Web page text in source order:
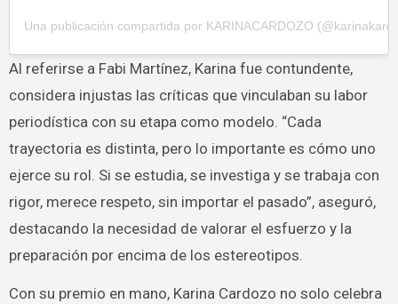
Una publicación compartida por KARINACARDOZO
Al referirse a Fabi Martínez, Karina fue contundente,
considera injustas las críticas que vinculaban su labor
periodística con su etapa como modelo. “Cada
trayectoria es distinta, pero lo importante es cómo uno
ejerce su rol. Si se estudia, se investiga y se trabaja con
rigor, merece respeto, sin importar el pasado”, aseguró,
destacando la necesidad de valorar el esfuerzo y la
preparación por encima de los estereotipos.
Con su premio en mano, Karina Cardozo no solo celebra